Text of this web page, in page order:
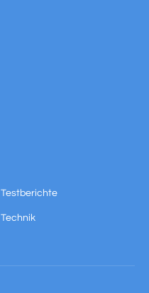
Testberichte
Technik